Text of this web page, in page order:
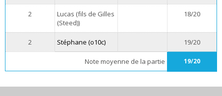
2
Lucas (fils de Gilles
(Steed))
18/20
2 Stéphane (o10c) 19/20
Note moyenne de la partie 19/20